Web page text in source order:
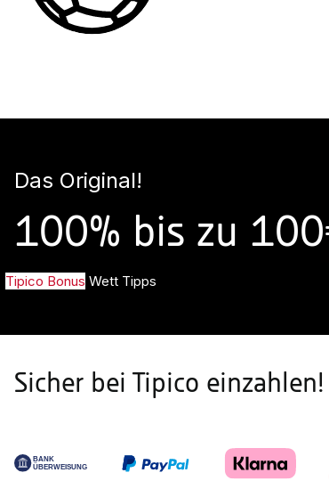
Das Original!
100% bis zu
Tipico Bonus Wett Tipps
Sicher bei Tipico einzahlen!